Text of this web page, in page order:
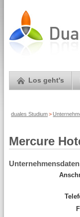
Los geht's
duales Studium>
Mercure
Unternehmensdaten